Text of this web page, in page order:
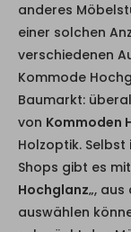
anderes
einer solchen
verschiedenen
Kommode
Baumarkt:
von Kommoden
Holzoptik.
Shops gibt es
Hochglanz„,
auswählen